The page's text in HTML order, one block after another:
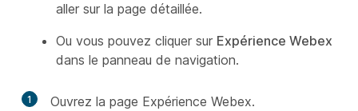
aller sur la page détaillée.
Ou vous pouvez cliquer sur Expérience Webex
dans le panneau de navigation.
1
Ouvrez la page Expérience Webex.